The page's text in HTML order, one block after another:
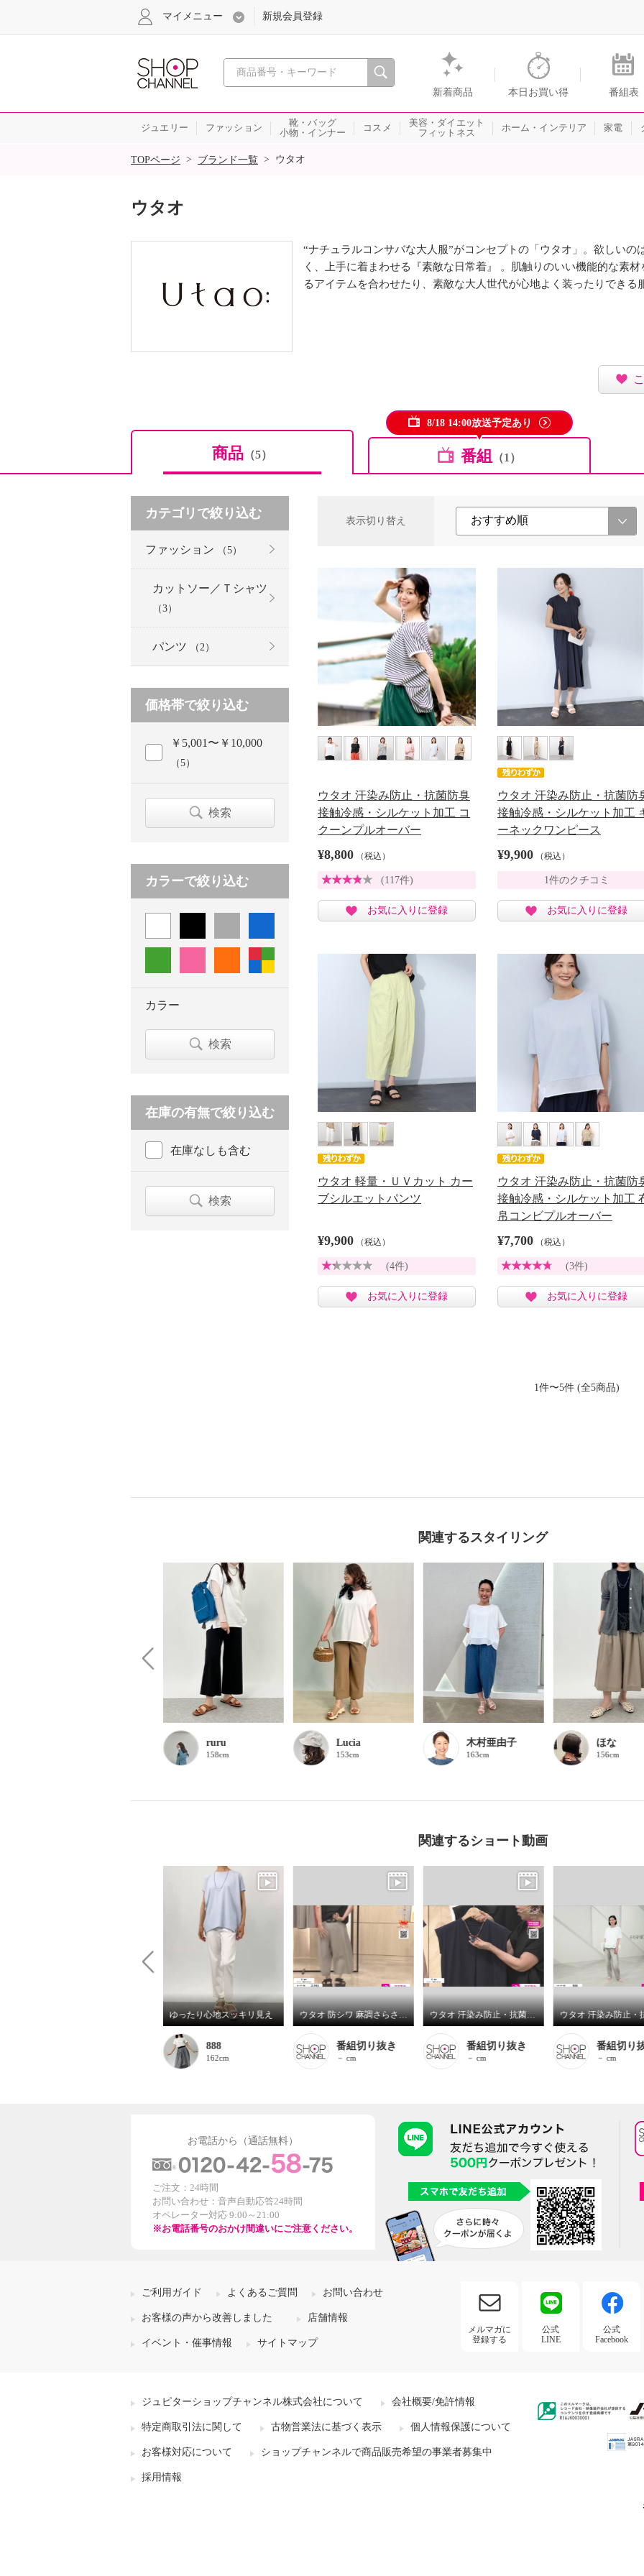
心おどる、瞬間を。通販・テレビショッピングのショップチャンネル
新着商品 本日お買い得 番組表
マイメニュー 新規会員登録
ジュエリー ファッション
靴・バッグ
小物・インナー
コスメ
美容・ダイエット
フィットネス
ホーム・インテリア 家電
SALE
TOPページ > ブランド一覧 > ウタオ
ウタオ
“ナチュラルコンサバな大人服”がコンセプトの「ウタオ」。欲しい
く、上手に着まわせる『素敵な日常着』 。肌触りのいい機能的な素
るアイテムを合わせたり、素敵な大人世代が心地よく装ったりできる
商品 （5） 番組 （1）
8/18 14:00放送予定あり
表示切り替え
ウタオ 汗染み防止・抗菌防臭
接触冷感・シルケット加工 コ
クーンプルオーバー
¥8,800 （税込）
(117件)
お気に入りに登録
ウタオ 汗染み防止・抗菌防
接触冷感・シルケット加工
ーネックワンピース
¥9,900 （税込）
1件のクチコミ
お気に入りに登録
ウタオ 軽量・ＵＶカット カー
ブシルエットパンツ
¥9,900 （税込）
(4件)
お気に入りに登録
ウタオ 汗染み防止・抗菌防
接触冷感・シルケット加工
帛コンビプルオーバー
¥7,700 （税込）
(3件)
お気に入りに登録
1件〜5件 (全5商品)
カテゴリで絞り込む
ファッション （5）
カットソー／Ｔシャツ
（3）
パンツ （2）
価格帯で絞り込む
￥5,001〜￥10,000
（5）
検索
カラーで絞り込む
カラー
検索
在庫の有無で絞り込む
在庫なしも含む
検索
関連するスタイリング
ruru
158cm
Lucia
153cm
木村亜由子
163cm
ほな
156cm
関連するショート動画
ゆったり心地スッキリ見え
888
162cm
ウタオ 防シワ 麻調さらさらパンツ
番組切り抜き
－ cm
ウタオ 汗染み防止・抗菌防臭 接触冷感・シルケット加工 キーネックワンピース
番組切り抜き
－ cm
番組切り
－ cm
お電話から（通話無料）
ご注文：24時間
お問い合わせ：音声自動応答24時間
オペレーター対応 9:00～21:00
※お電話番号のおかけ間違いにご注意ください。
ご利用ガイド よくあるご質問 お問い合わせ
お客様の声から改善しました 店舗情報
イベント・催事情報 サイトマップ
メルマガに
登録する
公式
LINE
公式
Facebook
ジュピターショップチャンネル株式会社について 会社概要/免許情報
特定商取引法に関して 古物営業法に基づく表示 個人情報保護について
お客様対応について ショップチャンネルで商品販売希望の事業者募集中
採用情報